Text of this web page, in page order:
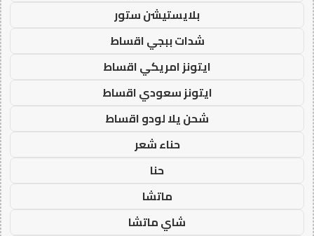
بلايستيشن ستور
شدات ببجي اقساط
ايتونز امريكي اقساط
ايتونز سعودي اقساط
شحن يلا لودو اقساط
حناء شعر
حنا
ماتشا
شاي ماتشا